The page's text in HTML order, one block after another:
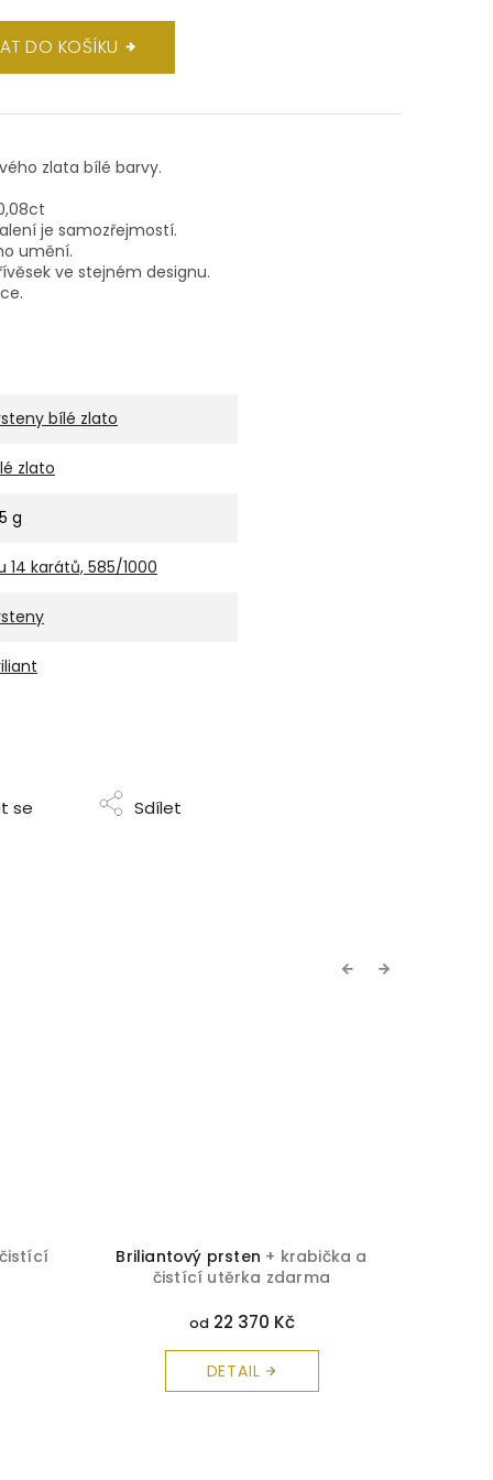
DO KOŠÍKU
zlata bílé barvy.
je samozřejmostí.
umění.
ve stejném designu.
bílé zlato
zlato
g
14 karátů, 585/1000
se Sdílet
Previous
Briliantový prsten + krabička a
čistící utěrka zdarma
od22 370 Kč
DETAIL
Next